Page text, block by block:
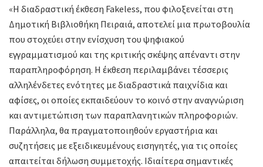
«Η διαδραστική έκθεση Fakeless, που φιλοξενείται στη
Δημοτική Βιβλιοθήκη Πειραιά, αποτελεί μια πρωτοβουλία
που στοχεύει στην ενίσχυση του ψηφιακού
εγγραμματισμού και της κριτικής σκέψης απέναντι στην
παραπληροφόρηση. Η έκθεση περιλαμβάνει τέσσερις
αλληλένδετες ενότητες με διαδραστικά παιχνίδια και
αφίσες, οι οποίες εκπαιδεύουν το κοινό στην αναγνώριση
και αντιμετώπιση των παραπλανητικών πληροφοριών.
Παράλληλα, θα πραγματοποιηθούν εργαστήρια και
συζητήσεις με εξειδικευμένους εισηγητές, για τις οποίες
απαιτείται δήλωση συμμετοχής. Ιδιαίτερα σημαντικές